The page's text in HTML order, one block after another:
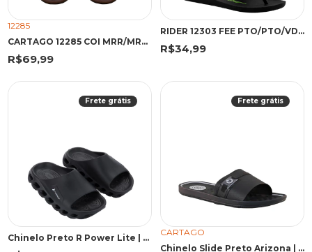
12285
CARTAGO 12285 COI MRR/MRR 43 MOF 12285 MARROM/MARROM
R$69,99
RIDER 12303 FEE PTO/PTO/VDE 43 PKV 12303 PRETO/PRETO/VERDE
R$34,99
Frete grátis
Chinelo Preto R Power Lite | Rider
Frete grátis
CARTAGO
Chinelo Slide Preto Arizona | Cartago